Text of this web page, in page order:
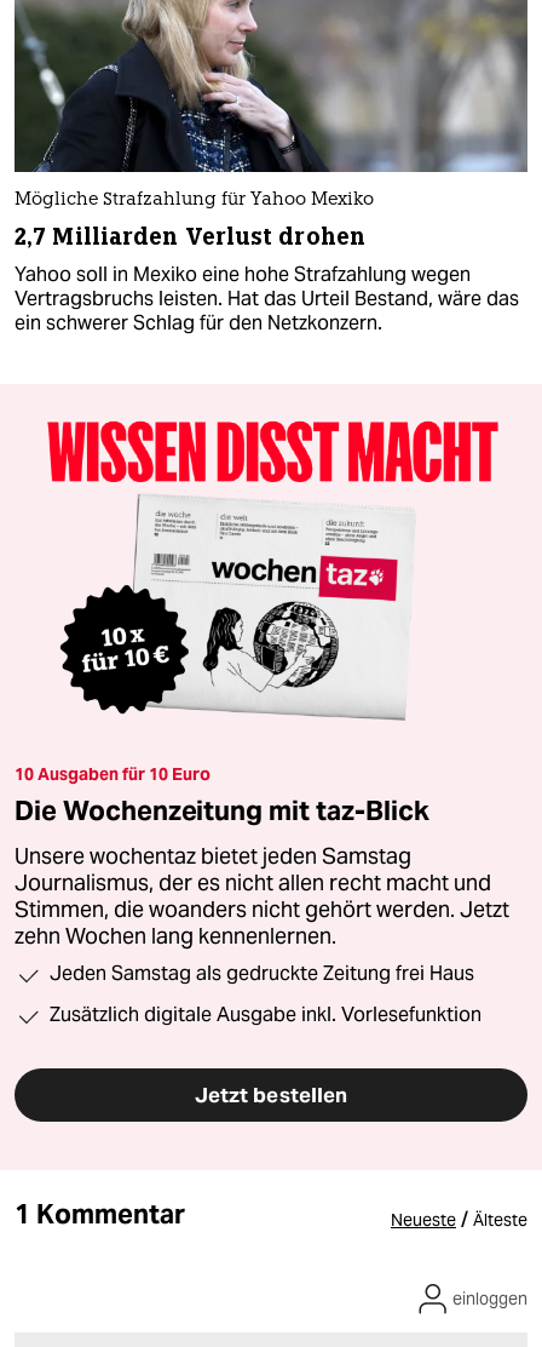
Mögliche Strafzahlung für Yahoo Mexiko
2,7 Milliarden Verlust drohen
Yahoo soll in Mexiko eine hohe Strafzahlung wegen
Vertragsbruchs leisten. Hat das Urteil Bestand, wäre das
ein schwerer Schlag für den Netzkonzern.
10 Ausgaben für 10 Euro
Die Wochenzeitung mit taz-Blick
Unsere wochentaz bietet jeden Samstag
Journalismus, der es nicht allen recht macht und
Stimmen, die woanders nicht gehört werden. Jetzt
zehn Wochen lang kennenlernen.
Jeden Samstag als gedruckte Zeitung frei Haus
Zusätzlich digitale Ausgabe inkl. Vorlesefunktion
Jetzt bestellen
1 Kommentar Neueste / Älteste
einloggen